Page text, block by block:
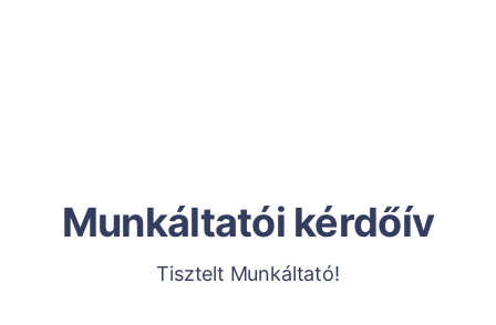
Munkáltatói kérdőív
Tisztelt Munkáltató!